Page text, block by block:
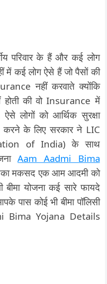
परिवार के हैं और कई लोग
में कई लोग ऐसे हैं जो पैसों की
नहीं करवाते क्योंकि
की वो Insurance में
ऐसे लोगों को आर्थिक सुरक्षा
के लिए सरकार ने LIC
of India) के साथ
Aam Aadmi Bima
मकसद एक आम आदमी को
योजना कई सारे फायदे
कोई भी बीमा पॉलिसी
Bima Yojana Details